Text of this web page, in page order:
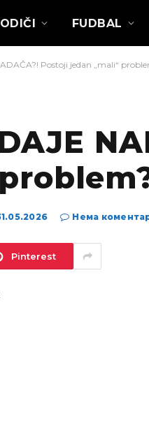
FUDBAL
Postoji jedan „mali“
Нема
Pinterest